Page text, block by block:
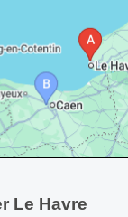
Le Havre